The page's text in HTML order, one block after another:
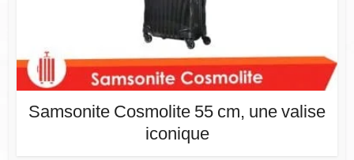
Samsonite Cosmolite 55 cm, une valise
iconique